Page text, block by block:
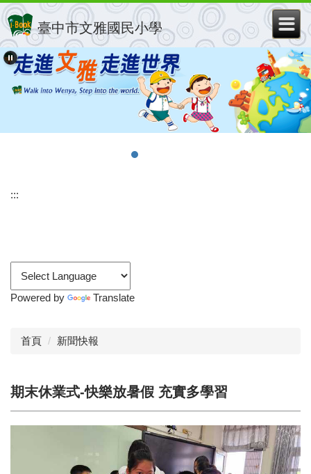
跳
到
主
要
內
容
臺中市文雅國民小學
:::
Powered by Translate
首頁 新聞快報
期末休業式-快樂放暑假 充實多學習